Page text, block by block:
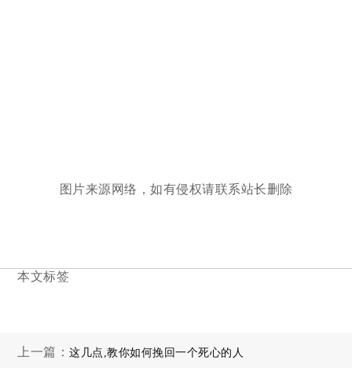
图片来源网络，如有侵权请联系站长删除
本文标签
上一篇：这几点,教你如何挽回一个死心的人